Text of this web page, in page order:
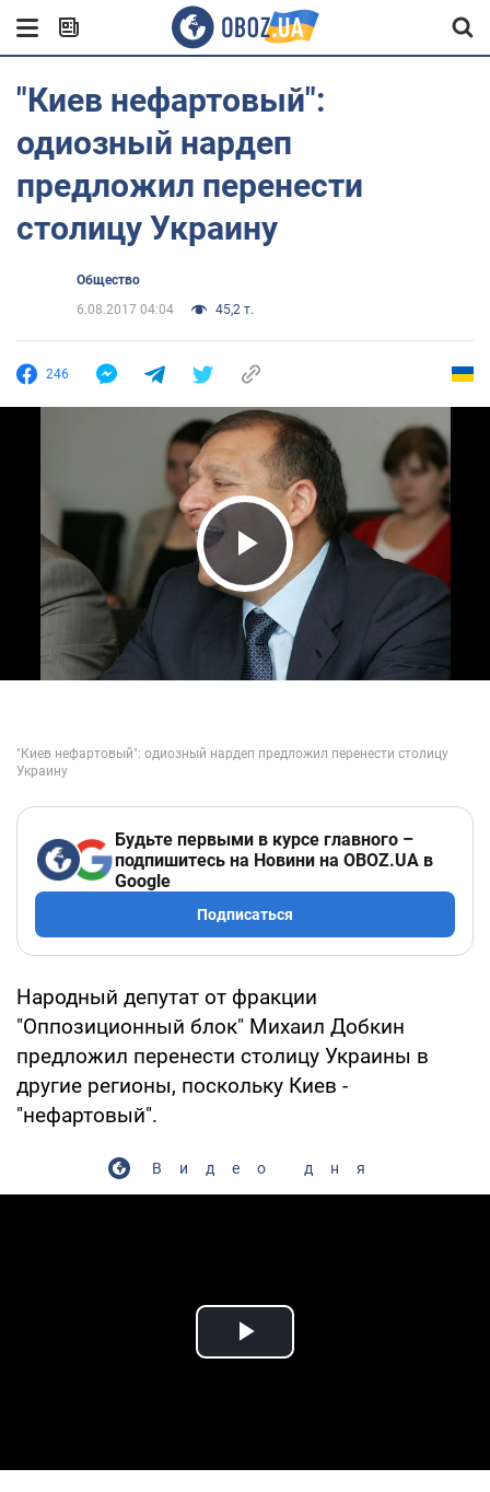
"Киев нефартовый":
одиозный нардеп
предложил перенести
столицу Украину
Общество
6.08.2017 04:04
45,2 т.
246
Play Video
Будьте первыми в курсе главного –
подпишитесь на Новини на OBOZ.UA в
Google
Подписаться
Народный депутат от фракции
"Оппозиционный блок" Михаил Добкин
предложил перенести столицу Украины в
другие регионы, поскольку Киев -
"нефартовый".
Видео дня
Play Video